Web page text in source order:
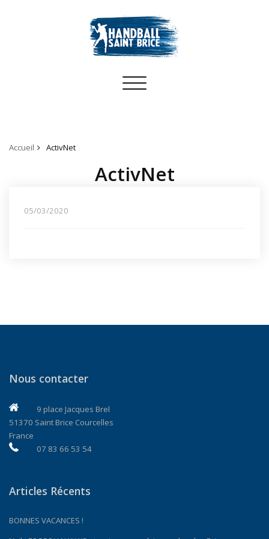
Toggle
Accueil ActivNet
ActivNet
05/03/2020
Nous contacter
9 place Jacques Brel
51370 Saint Brice Courcelles
France
07 83 66 53 54
Articles Récents
BONNES VACANCES !